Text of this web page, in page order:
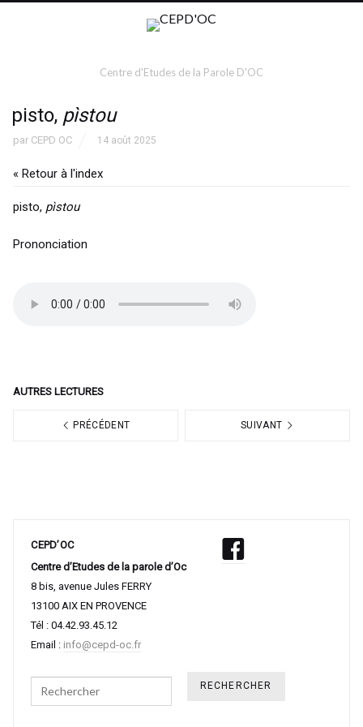
Centre d'Etudes de la Parole D'OC
pisto, pìstou
par CEPD OC 14 août 2025
« Retour à l'index
pisto, pìstou
Prononciation
AUTRES LECTURES
PRÉCÉDENT SUIVANT
CEPD’OC
Centre d’Etudes de la parole d’Oc
8 bis, avenue Jules FERRY
13100 AIX EN PROVENCE
Tél : 04.42.93.45.12
Email : info@cepd-oc.fr
Search